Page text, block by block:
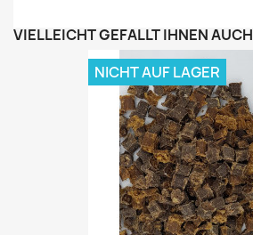
VIELLEICHT GEFÄLLT IHNEN AUCH
NICHT AUF LAGER